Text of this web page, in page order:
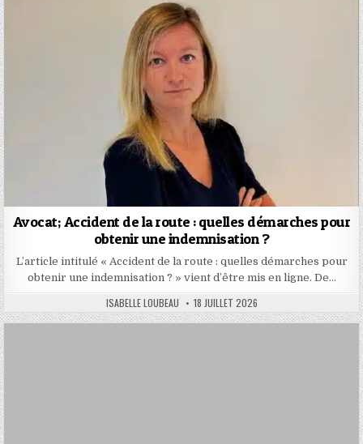
Avocat; Accident de la route : quelles démarches pour
obtenir une indemnisation ?
L’article intitulé « Accident de la route : quelles démarches pour
obtenir une indemnisation ? » vient d’être mis en ligne. De…
AUTHOR:
ISABELLE LOUBEAU PUBLISHED
DATE:
18 JUILLET 2026